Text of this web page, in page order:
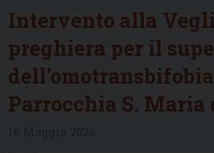
Intervento alla
preghiera per il
Parrocchia S. Maria